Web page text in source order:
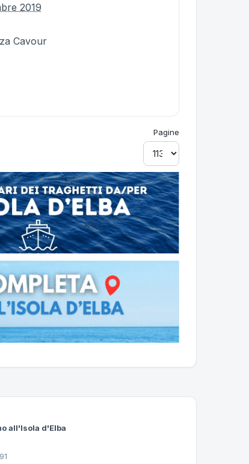
2019
Cavour
Pagine
all'Isola d'Elba